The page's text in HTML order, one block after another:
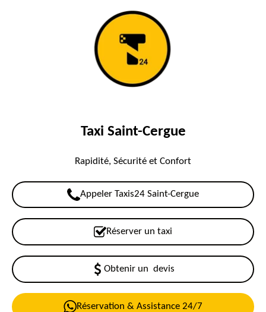
Taxi Saint-Cergue
Rapidité, Sécurité et Confort
Appeler Taxis24 Saint-Cergue
Réserver un taxi
Obtenir un devis
Réservation & Assistance 24/7